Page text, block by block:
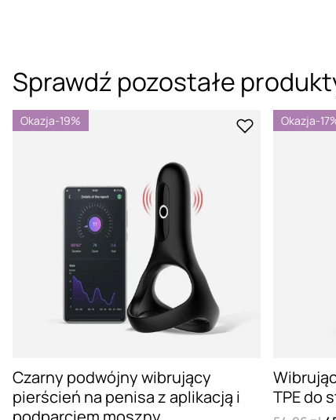
Sprawdź pozostałe
Okazja-19%
Czarny podwójny wibrujący
pierścień na penisa z aplikacją i
Okazja-
TPE do